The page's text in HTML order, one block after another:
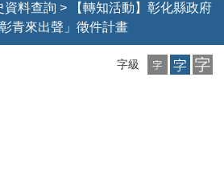
資料查詢 >
【轉知活動】彰化縣政府
青來出聲」徵件計畫
字級
小
字
中
字
大
字